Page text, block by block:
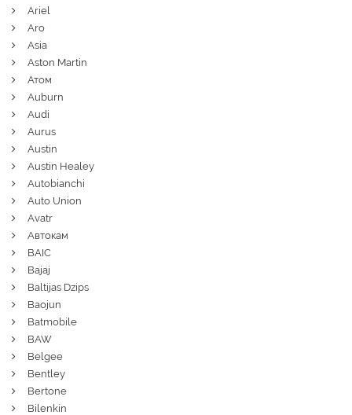
Ariel
Aro
Asia
Aston Martin
Атом
Auburn
Audi
Aurus
Austin
Austin Healey
Autobianchi
Auto Union
Avatr
Автокам
BAIC
Bajaj
Baltijas Dzips
Baojun
Batmobile
BAW
Belgee
Bentley
Bertone
Bilenkin